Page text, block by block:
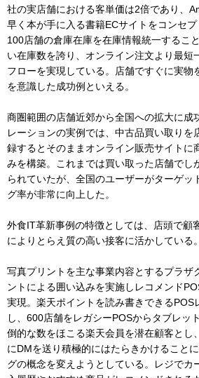
社の実店舗における客単価は2倍であり、
早く本が手に入る書籍ECサイトをコンセ
100店舗の倉庫在庫を在庫情報統一するこ
い在庫数を誇り、オンライン注文より最短
フローを実現している。店舗ですぐに実物
を意識した成功例といえる。
商圏範囲の店舗近郊から全国への拡大に成
レーションの実例では、中古品買い取りを
録するとそのままオンライン販売サイトに
みを構築。これまでは買い取った店舗でし
られていたが、全国のユーザーがターゲッ
グ率が非常に向上した。
外食IT革新事例の特徴としては、店頭で顧
によりとらえ質の高い接客に活かしている。
写真プリントを主な事業内容とするプラザ
ントによる囲い込みを実施しレコメンド
実現。楽天ポイントを読み書きできるPOS
し、600店舗をレガシーPOSからタブレッ
倒的な数をほこる楽天会員を潜在顧客とし
にDMを送り積極的にはたらきかけること
グの概念を変えようとしている。レジでカ